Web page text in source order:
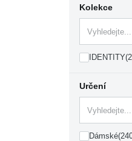
Kolekce
IDENTITY
Určení
Dámské